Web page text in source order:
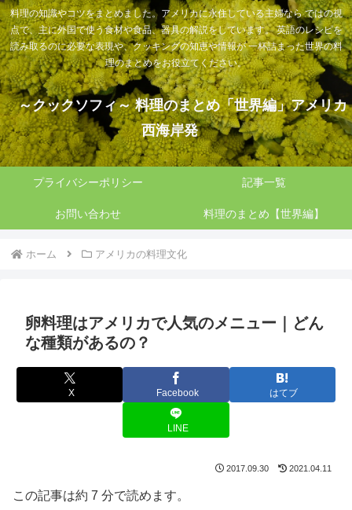
料理の知識やコツをまとめました。アメリカに永住している主婦なら ではの視
点で、主に外国で使う食材や食品、器具の解説をしています。 英語のレシピを
読み取るのに必要な表現や、クッキングの知恵や情報が 一杯詰まった世界の料
理のまとめをお役立てください。
～クックソフィ～ 料理のまとめ「世界編」アメリカ
西海岸発
プライバシーポリシー 記事一覧
お問い合わせ 料理のまとめ【世界編】
ホーム アメリカの料理文化
卵料理はアメリカで人気のメニュー｜どん
な種類があるの？
X Facebook はてブ
LINE
2017.09.30 2021.04.11
この記事は約 7 分で読めます。